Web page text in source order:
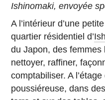
Ishinomaki, envoyée
A l’intérieur d’une
quartier résidentiel d’
du Japon, des femmes
nettoyer, raffiner,
comptabiliser. A
poussiéreuse, dans